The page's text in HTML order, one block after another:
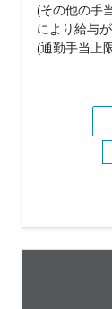
(その他の手
により給与
(通勤手当上